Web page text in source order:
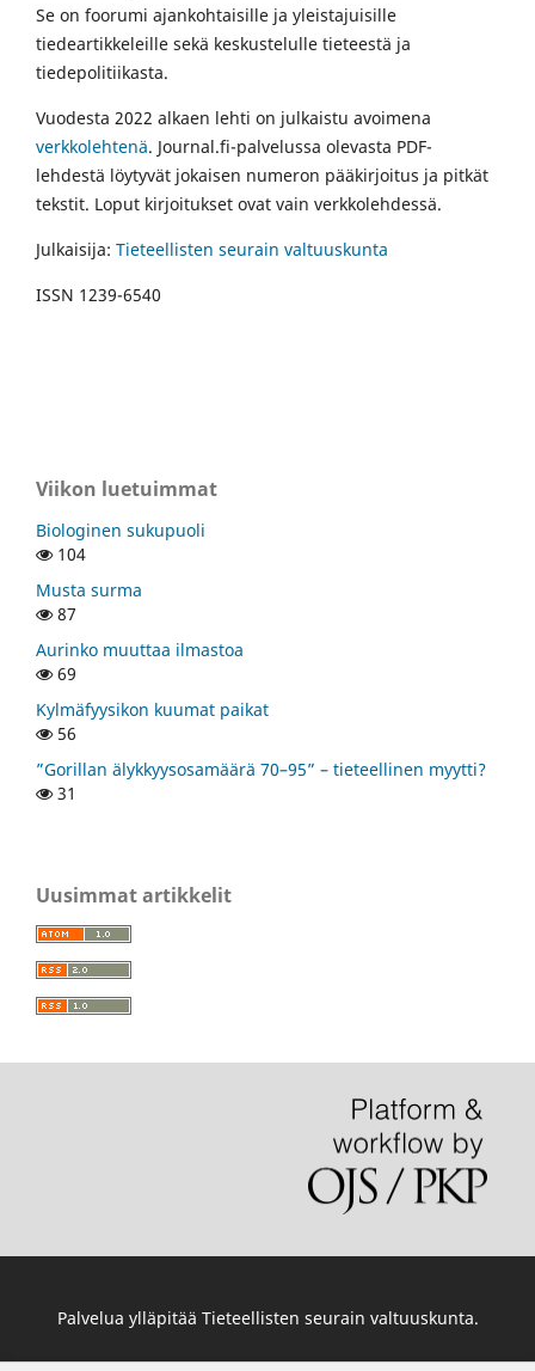
Se on foorumi ajankohtaisille ja yleistajuisille
tiedeartikkeleille sekä keskustelulle tieteestä ja
tiedepolitiikasta.
Vuodesta 2022 alkaen lehti on julkaistu avoimena
verkkolehtenä. Journal.fi-palvelussa olevasta PDF-
lehdestä löytyvät jokaisen numeron pääkirjoitus ja pitkät
tekstit. Loput kirjoitukset ovat vain verkkolehdessä.
Julkaisija: Tieteellisten seurain valtuuskunta
ISSN 1239-6540
Viikon luetuimmat
Biologinen sukupuoli
104
Musta surma
87
Aurinko muuttaa ilmastoa
69
Kylmäfyysikon kuumat paikat
56
”Gorillan älykkyysosamäärä 70–95” – tieteellinen myytti?
31
Uusimmat artikkelit
Palvelua ylläpitää Tieteellisten seurain valtuuskunta.